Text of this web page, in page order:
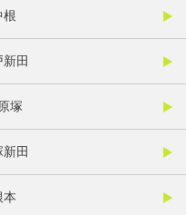
根
田
塚
田
本